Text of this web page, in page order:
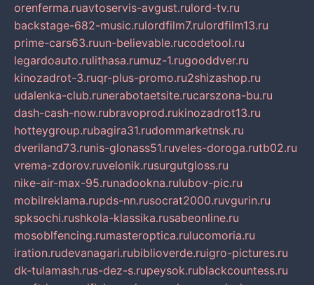
orenferma.ruavtoservis-avgust.rulord-tv.ru
backstage-682-music.rulordfilm7.rulordfilm13.ru
prime-cars63.ruun-believable.rucodetool.ru
legardoauto.rulithasa.rumuz-1.rugooddver.ru
kinozadrot-3.ruqr-plus-promo.ru2shizashop.ru
udalenka-club.runerabotaetsite.rucarszona-bu.ru
dash-cash-now.rubravoprod.rukinozadrot13.ru
hotteygroup.rubagira31.rudommarketnsk.ru
dveriland73.runis-glonass51.ruveles-doroga.rutb02.ru
vrema-zdorov.ruvelonik.rusurgutgloss.ru
nike-air-max-95.runadookna.rulubov-pic.ru
mobilreklama.rupds-nn.rusocrat2000.ruvgurin.ru
spksochi.rushkola-klassika.rusabeonline.ru
mosoblfencing.rumasteroptica.rulucomoria.ru
iration.rudevanagari.rubiblioverde.ruigro-pictures.ru
dk-tulamash.rus-dez-s.rupeysok.rublackcountess.ru